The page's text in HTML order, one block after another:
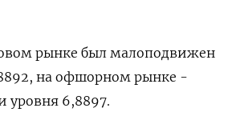
рынке был малоподвижен
на офшорном рынке -
уровня 6,8897.